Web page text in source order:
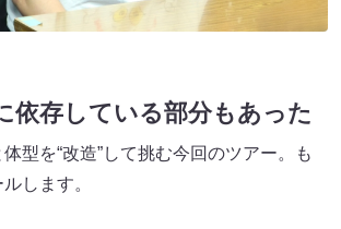
依存している部分もあった
型を“改造”して挑む今回のツアー。も
します。